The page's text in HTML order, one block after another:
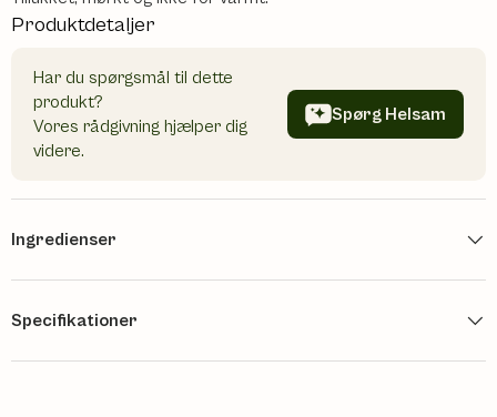
Produktdetaljer
Har du spørgsmål til dette
produkt?
Vores rådgivning hjælper dig
videre.
Spørg Helsam
Ingredienser
Specifikationer